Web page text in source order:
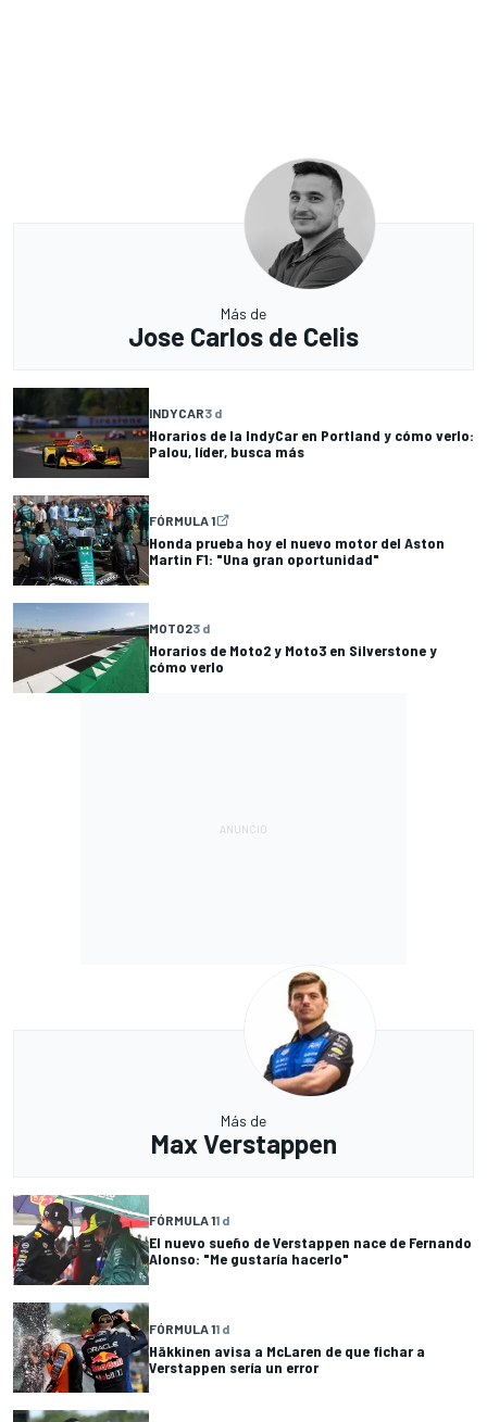
Más de
Jose Carlos de Celis
INDYCAR3 d
Horarios de la IndyCar en Portland y cómo verlo:
Palou, líder, busca más
FÓRMULA 1
Honda prueba hoy el nuevo motor del Aston
Martin F1: "Una gran oportunidad"
MOTO23 d
Horarios de Moto2 y Moto3 en Silverstone y
cómo verlo
Más de
Max Verstappen
FÓRMULA 11 d
El nuevo sueño de Verstappen nace de Fernando
Alonso: "Me gustaría hacerlo"
FÓRMULA 11 d
Häkkinen avisa a McLaren de que fichar a
Verstappen sería un error